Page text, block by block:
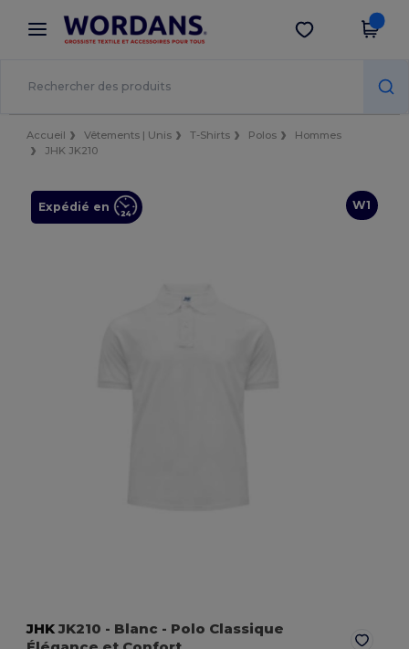
× Appli Wordans
Meilleurs prix sur l’app !
Obtenir l'appli
Accueil Vêtements | Unis T-Shirts Polos
Hommes
JHK JK210
W1
Expédié en
JHKJK210 - Blanc - Polo Classique